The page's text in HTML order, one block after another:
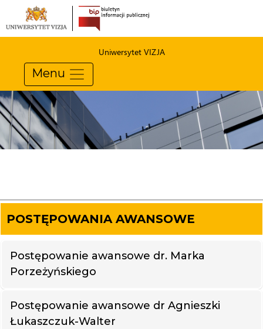
Uniwersytet VIZJA
Menu
POSTĘPOWANIA AWANSOWE
Postępowanie awansowe dr. Marka
Porzeżyńskiego
Postępowanie awansowe dr Agnieszki
Łukaszczuk-Walter